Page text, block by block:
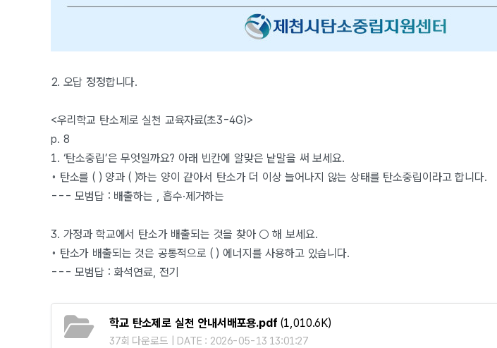
2. 오답 정정합니다.
<우리학교 탄소제로 실천 교육자료(초3-4G)>
p. 8
1. ‘탄소중립’은 무엇일까요? 아래 빈칸에 알맞은 낱말을 써 보세요.
◦ 탄소를 ( ) 양과 ( )하는 양이 같아서 탄소가 더 이상 늘어나지 않는 상태를 탄소중립이라고 합니다.
--- 모범답 : 배출하는 , 흡수·제거하는
3. 가정과 학교에서 탄소가 배출되는 것을 찾아 ○ 해 보세요.
◦ 탄소가 배출되는 것은 공통적으로 ( ) 에너지를 사용하고 있습니다.
--- 모범답 : 화석연료, 전기
학교 탄소제로 실천 안내서배포용.pdf (1,010.6K)
37회 다운로드 | DATE : 2026-05-13 13:01:27